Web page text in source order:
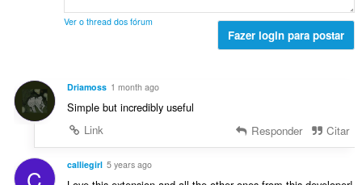
õ
f
i
õ
e
a
f
i
ç
õ
l
l
s
i
f
Ver o thread dos fórum
Fazer login para postar
Driamoss 1 month ago
Simple but incredibly useful
Link
Responder Citar
C calliegirl 5 years ago